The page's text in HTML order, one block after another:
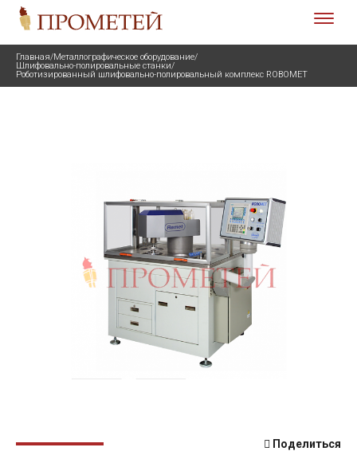
Главная/Металлографическое оборудование/
Шлифовально-полировальные станки/
Роботизированный шлифовально-полировальный комплекс ROBOMET
Поделиться